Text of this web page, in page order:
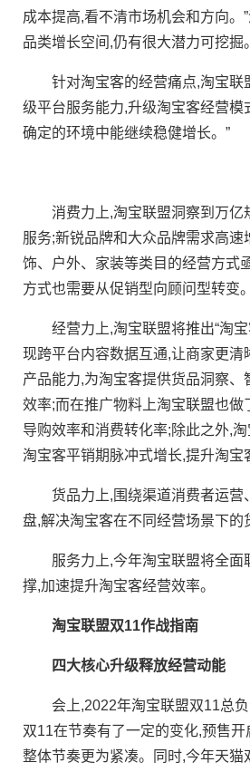
成本提高,看不清市场机会和方向。
品类增长空间,仍有很大潜力可挖
针对淘宝客的经营痛点,淘宝联盟
级平台服务能力,升级淘宝客经营
确定的环境中能继续稳健增长。”
消费力上,淘宝联盟洞察到万亿
服务;新锐品牌和大众品牌需求高
饰、户外、家装等类目的经营方式
方式也需要从促销型向顾问型转变。
经营力上,淘宝联盟将推出“淘宝
现跨平台内容数据互通,让商家更
产品能力,为淘宝客提供货品洞察
效率;而在推广物料上淘宝联盟也
导购效率和消费转化率;除此之外,
淘宝客平销期脉冲式增长,提升淘宝
货品力上,围绕渠道消费者运营
盘,解决淘宝客在不同经营场景下的
服务力上,今年淘宝联盟将全面
撑,加速提升淘宝客经营效率。
淘宝联盟双11作战指南
四大核心升级释放经营动能
会上,2022年淘宝联盟双11总负
双11在节奏有了一定的变化,预售
整体节奏更为紧凑。同时,今年天